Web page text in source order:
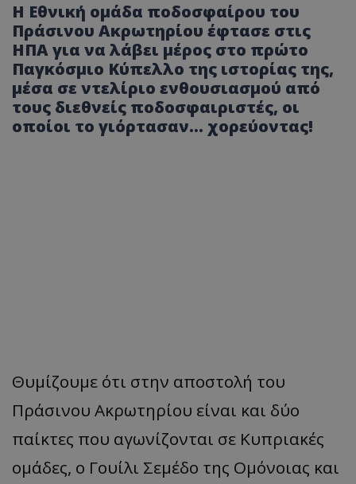
Η Εθνική ομάδα ποδοσφαίρου του
Πράσινου Ακρωτηρίου έφτασε στις
ΗΠΑ για να λάβει μέρος στο πρώτο
Παγκόσμιο Κύπελλο της ιστορίας της,
μέσα σε ντελίριο ενθουσιασμού από
τους διεθνείς ποδοσφαιριστές, οι
οποίοι το γιόρτασαν... χορεύοντας!
Θυμίζουμε ότι στην αποστολή του
Πράσινου Ακρωτηρίου είναι και δύο
παίκτες που αγωνίζονται σε Κυπριακές
ομάδες, ο Γουίλι Σεμέδο της Ομόνοιας και